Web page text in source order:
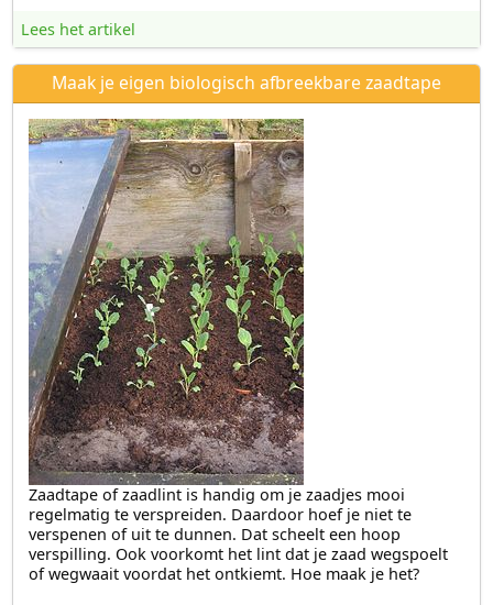
Lees het artikel
Maak je eigen biologisch afbreekbare zaadtape
Zaadtape of zaadlint is handig om je zaadjes mooi
regelmatig te verspreiden. Daardoor hoef je niet te
verspenen of uit te dunnen. Dat scheelt een hoop
verspilling. Ook voorkomt het lint dat je zaad wegspoelt
of wegwaait voordat het ontkiemt. Hoe maak je het?